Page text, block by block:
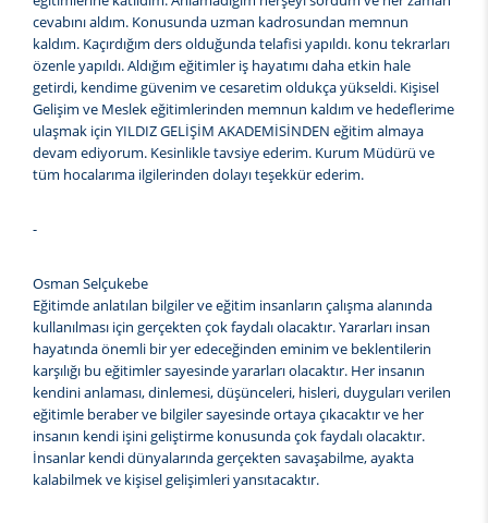
cevabını aldım. Konusunda uzman kadrosundan memnun
kaldım. Kaçırdığım ders olduğunda telafisi yapıldı. konu tekrarları
özenle yapıldı. Aldığım eğitimler iş hayatımı daha etkin hale
getirdi, kendime güvenim ve cesaretim oldukça yükseldi. Kişisel
Gelişim ve Meslek eğitimlerinden memnun kaldım ve hedeflerime
ulaşmak için YILDIZ GELİŞİM AKADEMİSİNDEN eğitim almaya
devam ediyorum. Kesinlikle tavsiye ederim. Kurum Müdürü ve
tüm hocalarıma ilgilerinden dolayı teşekkür ederim.
-
Osman Selçukebe
Eğitimde anlatılan bilgiler ve eğitim insanların çalışma alanında
kullanılması için gerçekten çok faydalı olacaktır. Yararları insan
hayatında önemli bir yer edeceğinden eminim ve beklentilerin
karşılığı bu eğitimler sayesinde yararları olacaktır. Her insanın
kendini anlaması, dinlemesi, düşünceleri, hisleri, duyguları verilen
eğitimle beraber ve bilgiler sayesinde ortaya çıkacaktır ve her
insanın kendi işini geliştirme konusunda çok faydalı olacaktır.
İnsanlar kendi dünyalarında gerçekten savaşabilme, ayakta
kalabilmek ve kişisel gelişimleri yansıtacaktır.